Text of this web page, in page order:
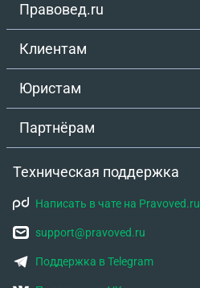
Правовед.ru
Клиентам
Юристам
Партнёрам
Техническая поддержка
Написать в чате на Pravoved.ru
support@pravoved.ru
Поддержка в Telegram